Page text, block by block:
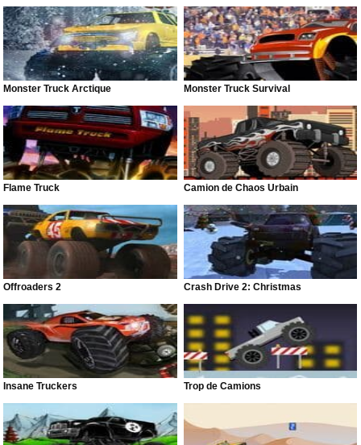
Monster Truck Arctique Monster Truck Survival
Flame Truck Camion de Chaos Urbain
Offroaders 2 Crash Drive 2: Christmas
Insane Truckers Trop de Camions